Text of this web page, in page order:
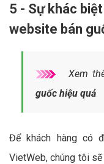
5 - Sự khác
website bán
Xem
guốc hiệu quả
Để khách hàng có
VietWeb, chúng tôi